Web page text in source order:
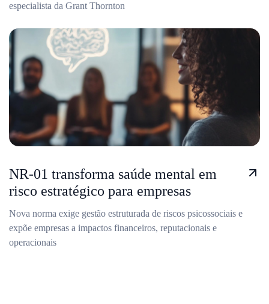
especialista da Grant Thornton
NR-01 transforma saúde mental em
risco estratégico para empresas
Nova norma exige gestão estruturada de riscos psicossociais e
expõe empresas a impactos financeiros, reputacionais e
operacionais